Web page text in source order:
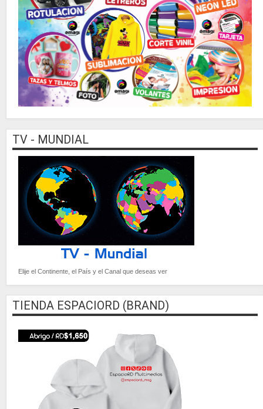
TV - MUNDIAL
Elije el Continente, el País y el Canal que deseas ver
TIENDA ESPACIORD (BRAND)